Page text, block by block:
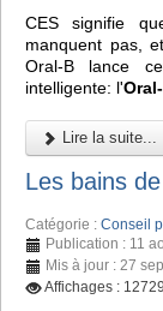
CES signifie
manquent pas,
Oral-B lance
intelligente: l'
Lire la suite...
Les bains
Catégorie : Conseil
Publication : 11
Mis à jour : 27
Affichages : 12729